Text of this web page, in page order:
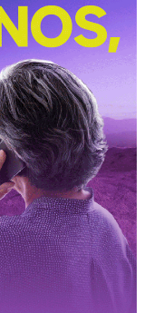
como “El
un poder
en Argentina,
la deuda nacional
como el hombre
tiene un historial
en
lo hizo con la
vidriera Vitro entre
Empresas ICA